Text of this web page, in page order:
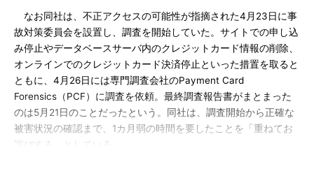
なお同社は、不正アクセスの可能性が指摘された4月23日に事
故対策委員会を設置し、調査を開始していた。サイトでの申し込
み停止やデータベースサーバ内のクレジットカード情報の削除、
オンラインでのクレジットカード決済停止といった措置を取ると
ともに、4月26日には専門調査会社のPayment Card
Forensics（PCF）に調査を依頼。最終調査報告書がまとまった
のは5月21日のことだったという。同社は、調査開始から正確な
被害状況の確認まで、1カ月弱の時間を要したことを「重ねてお
詫びする」としている。